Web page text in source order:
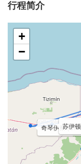
行程简介
奇琴伊察苏伊
+
−